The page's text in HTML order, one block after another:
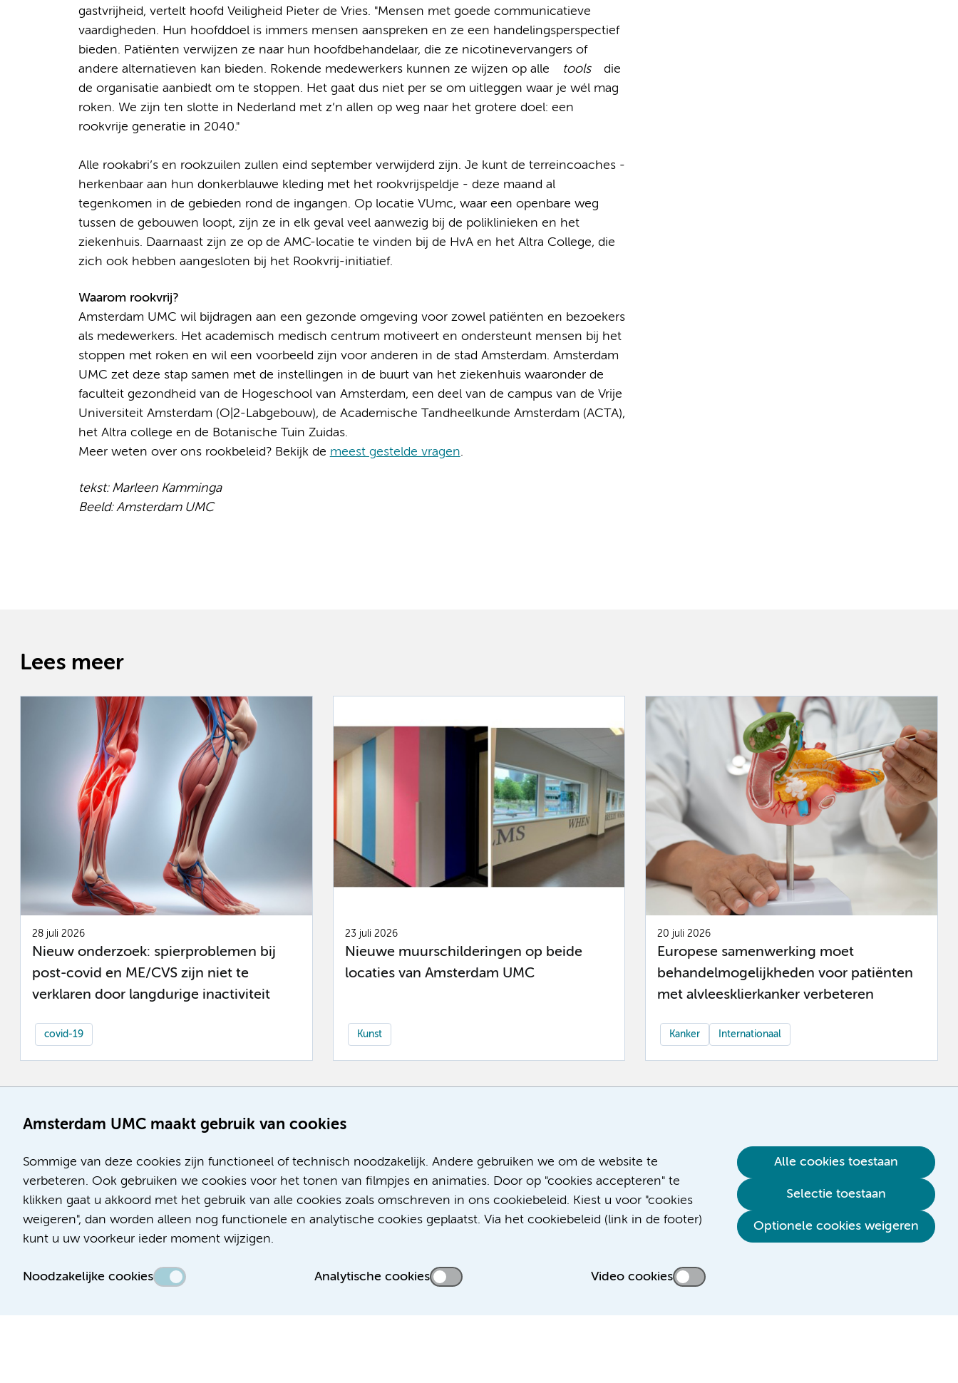
Amsterdam UMC maakt gebruik van cookies
Sommige van deze cookies zijn functioneel of technisch noodzakelijk. Andere gebruiken we om de website te
verbeteren. Ook gebruiken we cookies voor het tonen van filmpjes en animaties. Door op "cookies accepteren" te
klikken gaat u akkoord met het gebruik van alle cookies zoals omschreven in ons cookiebeleid. Kiest u voor "cookies
weigeren", dan worden alleen nog functionele en analytische cookies geplaatst. Via het cookiebeleid (link in de footer)
kunt u uw voorkeur ieder moment wijzigen.
Noodzakelijke cookies Analytische cookies Video cookies
Alle cookies toestaan
Selectie toestaan
Optionele cookies weigeren
gastvrijheid, vertelt hoofd Veiligheid Pieter de Vries. "Mensen met goede communicatieve
vaardigheden. Hun hoofddoel is immers mensen aanspreken en ze een handelingsperspectief
bieden. Patiënten verwijzen ze naar hun hoofdbehandelaar, die ze nicotinevervangers of
andere alternatieven kan bieden. Rokende medewerkers kunnen ze wijzen op alle
toolsdie
de organisatie aanbiedt om te stoppen. Het gaat dus niet per se om uitleggen waar je wél mag
roken. We zijn ten slotte in Nederland met z’n allen op weg naar het grotere doel: een
rookvrije generatie in 2040."
Alle rookabri’s en rookzuilen zullen eind september verwijderd zijn. Je kunt de terreincoaches -
herkenbaar aan hun donkerblauwe kleding met het rookvrijspeldje - deze maand al
tegenkomen in de gebieden rond de ingangen. Op locatie VUmc, waar een openbare weg
tussen de gebouwen loopt, zijn ze in elk geval veel aanwezig bij de poliklinieken en het
ziekenhuis. Daarnaast zijn ze op de AMC-locatie te vinden bij de HvA en het Altra College, die
zich ook hebben aangesloten bij het Rookvrij-initiatief.
Waarom rookvrij?
Amsterdam UMC wil bijdragen aan een gezonde omgeving voor zowel patiënten en bezoekers
als medewerkers. Het academisch medisch centrum motiveert en ondersteunt mensen bij het
stoppen met roken en wil een voorbeeld zijn voor anderen in de stad Amsterdam. Amsterdam
UMC zet deze stap samen met de instellingen in de buurt van het ziekenhuis waaronder de
faculteit gezondheid van de Hogeschool van Amsterdam, een deel van de campus van de Vrije
Universiteit Amsterdam (O|2-Labgebouw), de Academische Tandheelkunde Amsterdam (ACTA),
het Altra college en de Botanische Tuin Zuidas.
Meer weten over ons rookbeleid? Bekijk de meest gestelde vragen.
tekst: Marleen Kamminga
Beeld: Amsterdam UMC
Lees meer
28 juli 2026
Nieuw onderzoek: spierproblemen bij
post-covid en ME/CVS zijn niet te
verklaren door langdurige inactiviteit
covid-19
23 juli 2026
Nieuwe muurschilderingen op beide
locaties van Amsterdam UMC
Kunst
20 juli 2026
Europese samenwerking moet
behandelmogelijkheden voor patiënten
met alvleesklierkanker verbeteren
Kanker Internationaal